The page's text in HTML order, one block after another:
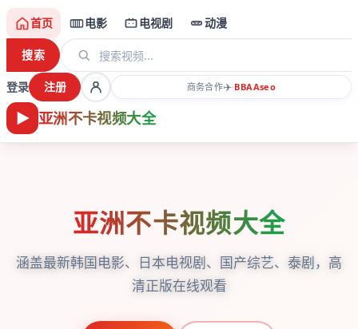
亚洲不卡视频大全
首页 电影 电视剧 动漫
搜索
登录 注册 商务合作✈️·BBAAseo
亚洲不卡视频大全
涵盖最新韩国电影、日本电视剧、国产综艺、泰剧，高
清正版在线观看